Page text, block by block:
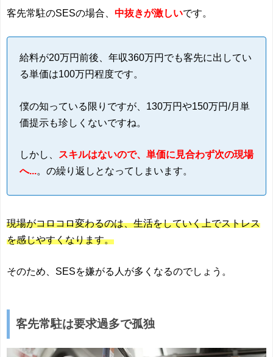
客先常駐のSESの場合、 中抜きが激しいです。
給料が20万円前後、年収360万円でも客先に出してい
る単価は100万円程度です。
僕の知っている限りですが、130万円や150万円/月単
価提示も珍しくないですね。
しかし、
スキルはないので、単価に見合わず次の現場
へ...。の繰り返しとなってしまいます。
現場がコロコロ変わるのは、生活をしていく上でストレス
を感じやすくなります。
そのため、SESを嫌がる人が多くなるのでしょう。
客先常駐は要求過多で孤独